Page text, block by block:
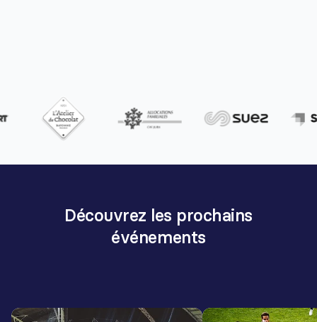
Découvrez les prochains
événements